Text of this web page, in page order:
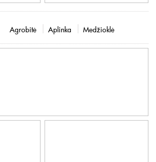
Agrobitė Aplinka Medžioklė